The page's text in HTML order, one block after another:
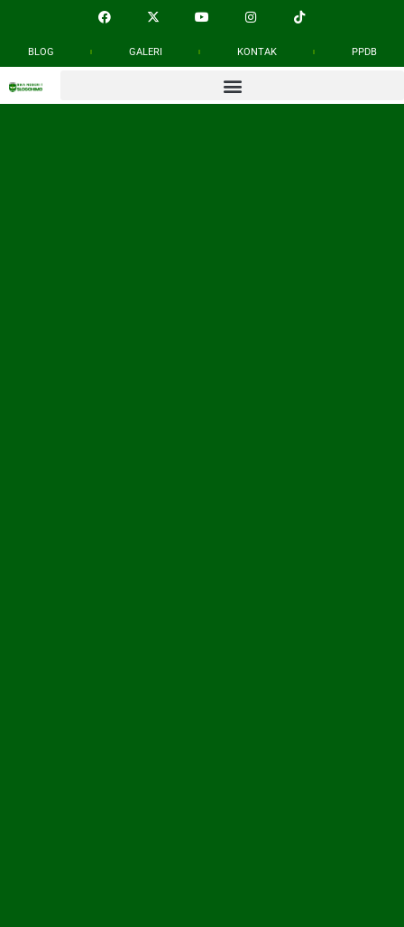
BLOG GALERI KONTAK PPDB